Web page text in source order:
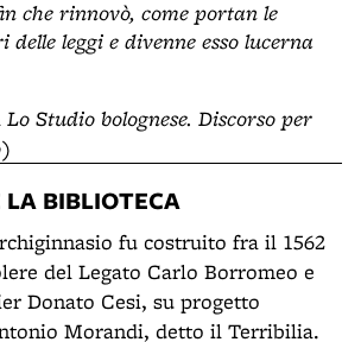
che rinnovò, come portan le
leggi e divenne esso lucerna
Lo Studio bolognese. Discorso per
)
BIBLIOTECA
fu costruito fra il 1562
del Legato Carlo Borromeo e
Donato Cesi, su progetto
Morandi, detto il Terribilia.